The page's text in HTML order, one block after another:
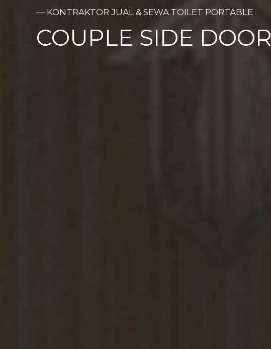
— KONTRAKTOR JUAL & SEWA TOILET PORTABLE
COUPLE SIDE DOOR